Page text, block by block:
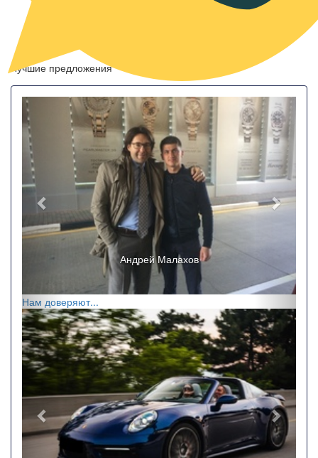
Лучшие предложения
Андрей Малахов
Назад
Нам доверяют...
Назад